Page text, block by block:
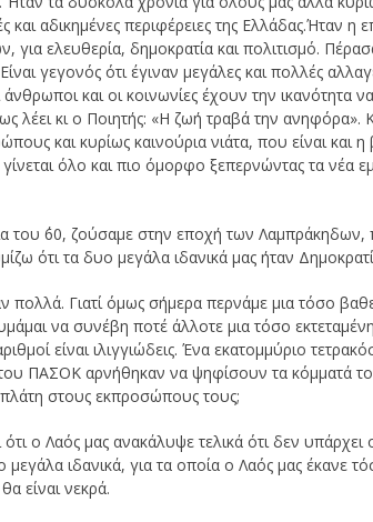
και αδικημένες περιφέρειες της
για ελευθερία, δημοκρατία και πολιτισμό.
γεγονός ότι έγιναν μεγάλες και πολλές
άνθρωποι και οι κοινωνίες έχουν την ικανότητα
λέει κι ο Ποιητής: «Η ζωή τραβά την
και κυρίως καινούρια νιάτα, που είναι
όλο και πιο όμορφο ξεπερνώντας τα
του ΄60, ζούσαμε στην εποχή των
ότι τα δυο μεγάλα ιδανικά μας ήταν
πολλά. Γιατί όμως σήμερα περνάμε μια τόσο
να συνέβη ποτέ άλλοτε μια τόσο
είναι ιλιγγιώδεις. Ένα εκατομμύριο
ΠΑΣΟΚ αρνήθηκαν να ψηφίσουν τα κόμματά
στους εκπροσώπους τους;
ο Λαός μας ανακάλυψε τελικά ότι δεν
ιδανικά, για τα οποία ο Λαός μας έκανε
είναι νεκρά.